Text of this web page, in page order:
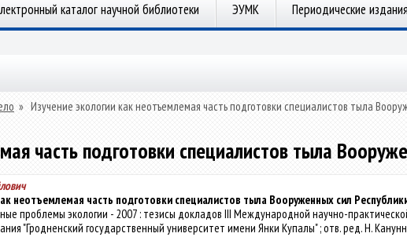
каталог научной библиотеки ЭУМК Периодические издания
» Изучение экологии как неотъемлемая часть подготовки специалистов тыла
часть подготовки специалистов тыла
неотъемлемая часть подготовки специалистов тыла Вооруженных сил
проблемы экологии - 2007 : тезисы докладов III Международной научно-
"Гродненский государственный университет имени Янки Купалы" ; отв. ред. Н.